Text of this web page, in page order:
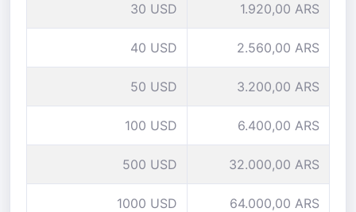
30 USD 1.920,00 ARS
40 USD 2.560,00 ARS
50 USD 3.200,00 ARS
100 USD 6.400,00 ARS
500 USD 32.000,00 ARS
1000 USD 64.000,00 ARS